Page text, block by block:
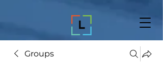
Groups